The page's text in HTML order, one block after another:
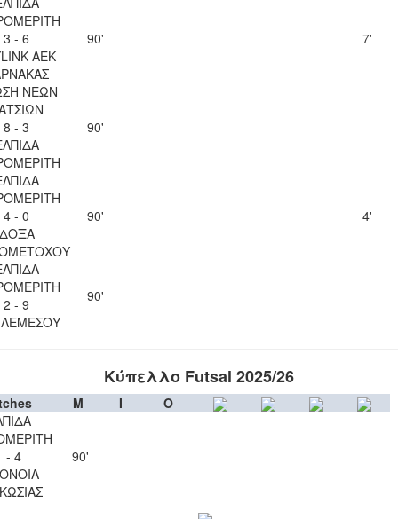
3 - 6
ΑΕΚ
90' 7'
ΝΕΩΝ
8 - 3
90'
4 - 0
90' 4'
2 - 9
90'
Κύπελλο Futsal 2025/26
M I
O
- 4
90'